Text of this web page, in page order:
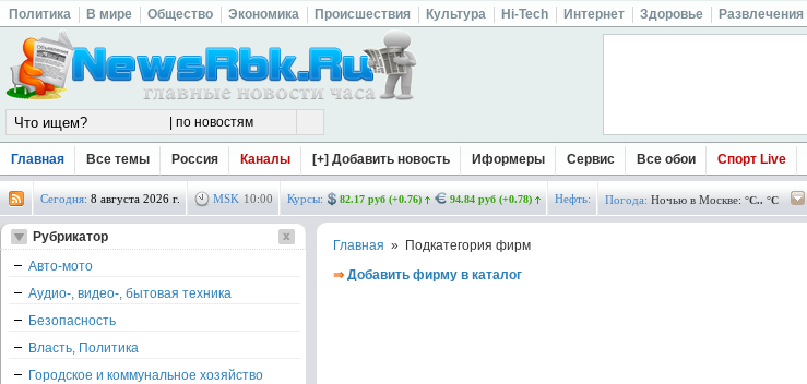
Политика В мире Общество Экономика Происшествия Культура Hi-Tech Интернет Здоровье Развлечения
Главная Все темы Россия Каналы [+] Добавить новость Иформеры Сервис Все обои Спорт Live
Сегодня: 8 августа 2026 г. MSK 10:00 Курсы: 82.17 руб (+0.76) 94.84 руб (+0.78) Нефть: Погода: Ночью в Москве: °C.. °C
Главная » Подкатегория фирм
⇒ Добавить фирму в каталог
Рубрикатор
Авто-мото
Аудио-, видео-, бытовая техника
Безопасность
Власть, Политика
Городское и коммунальное хозяйство